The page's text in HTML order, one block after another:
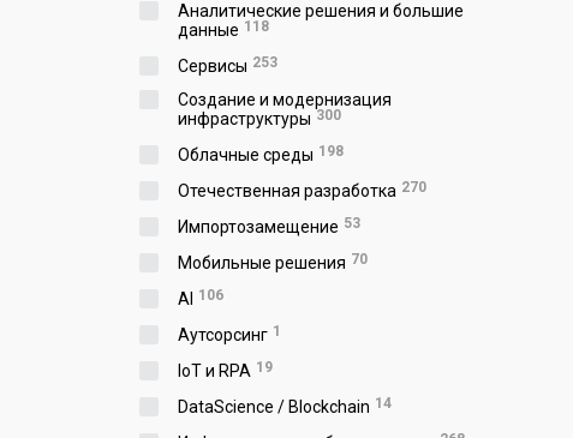
Аналитические решения и большие
данные 118
Сервисы 253
Создание и модернизация
инфраструктуры 300
Облачные среды 198
Отечественная разработка 270
Импортозамещение 53
Мобильные решения 70
AI 106
Аутсорсинг 1
IoT и RPA 19
DataScience / Blockchain 14